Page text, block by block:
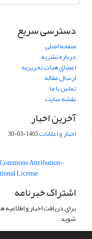
دسترسی سریع
صفحه اصلی
درباره نشریه
اعضای هیات تحریریه
ارسال مقاله
تماس با ما
نقشه سایت
آخرین اخبار
اخبار و اعلانات1405-03-30
Attribution-
License
اشتراک خبرنامه
برای دریافت اخبار و
شوید.